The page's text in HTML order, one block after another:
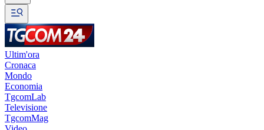
Ultim'ora
Cronaca
Mondo
Economia
TgcomLab
Televisione
TgcomMag